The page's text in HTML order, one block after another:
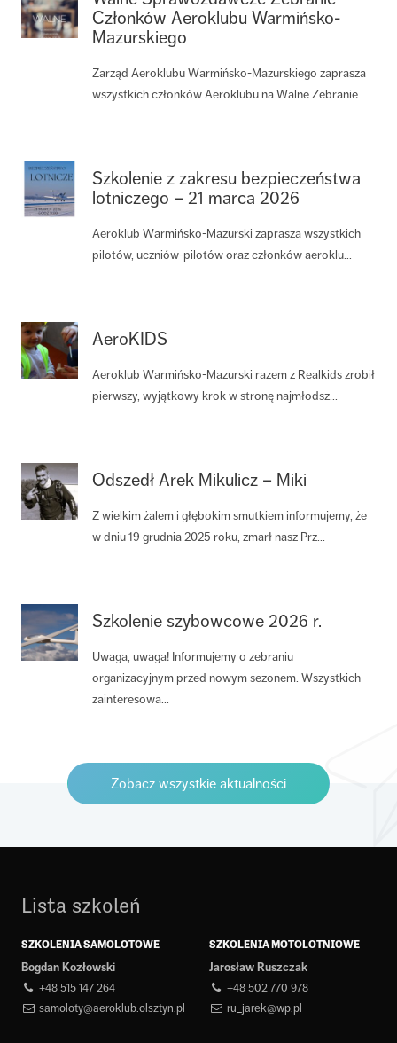
Członków Aeroklubu Warmińsko-
Mazurskiego
Zarząd Aeroklubu Warmińsko-Mazurskiego zaprasza
wszystkich członków Aeroklubu na Walne Zebranie ...
Szkolenie z zakresu bezpieczeństwa
lotniczego – 21 marca 2026
Aeroklub Warmińsko-Mazurski zaprasza wszystkich
pilotów, uczniów-pilotów oraz członków aeroklu...
AeroKIDS
Aeroklub Warmińsko-Mazurski razem z Realkids zrobił
pierwszy, wyjątkowy krok w stronę najmłodsz...
Odszedł Arek Mikulicz – Miki
Z wielkim żalem i głębokim smutkiem informujemy, że
w dniu 19 grudnia 2025 roku, zmarł nasz Prz...
Szkolenie szybowcowe 2026 r.
Uwaga, uwaga! Informujemy o zebraniu
organizacyjnym przed nowym sezonem. Wszystkich
zainteresowa...
Zobacz wszystkie aktualności
Lista szkoleń
SZKOLENIA SAMOLOTOWE
Bogdan Kozłowski
+48 515 147 264
samoloty@aeroklub.olsztyn.pl
SZKOLENIA MOTOLOTNIOWE
Jarosław Ruszczak
+48 502 770 978
ru_jarek@wp.pl